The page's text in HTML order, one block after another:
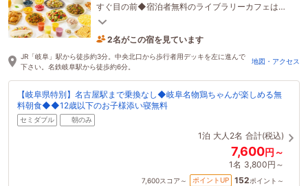
すぐ目の前◆宿泊者無料のライブラリーカフェは、
10時～24時まで利用可能！◆コンビニ併設
2名がこの宿を見ています
たった今予約されました
JR「岐阜」駅から徒歩約3分。中央北口から歩行者用デッキを左に進んで
下さい。名鉄岐阜駅から徒歩約6分。
地図・アクセス
【岐阜県特別】名古屋駅まで乗換なし◆岐阜名物鶏ちゃんが楽しめる無
料朝食◆◆12歳以下のお子様添い寝無料
セミダブル 朝のみ
1泊 大人2名 合計(税込)
7,600円～
1名 3,800円～
7,600スコア～ ポイントUP 152ポイント～